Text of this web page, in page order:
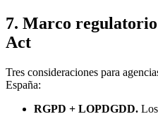
7. Marco
Act
Tres consideraciones para
España:
RGPD + LOPDGDD.